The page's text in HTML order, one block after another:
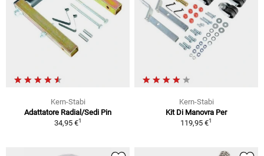
Kern-Stabi
Adattatore Radial/Sedi Pin
34,95 €1
Kern-Stabi
Kit Di Manovra Per
119,95 €1